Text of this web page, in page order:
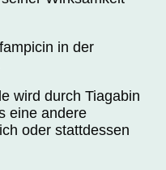
in der
wird durch Tiagabin
eine andere
oder stattdessen